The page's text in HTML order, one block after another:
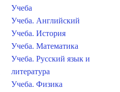
Учеба
Учеба. Английский
Учеба. История
Учеба. Математика
Учеба. Русский язык и
литература
Учеба. Физика